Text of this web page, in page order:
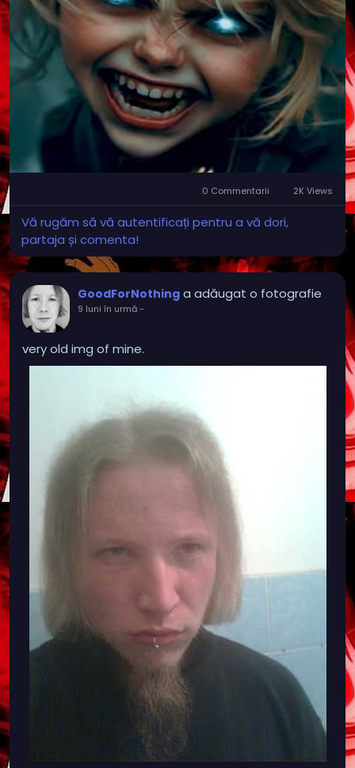
0 Commentarii 2K Views
Vă rugăm să vă autentificați pentru a vă dori,
partaja și comenta!
GoodForNothing a adăugat o fotografie
9 luni în urmă-
very old img of mine.